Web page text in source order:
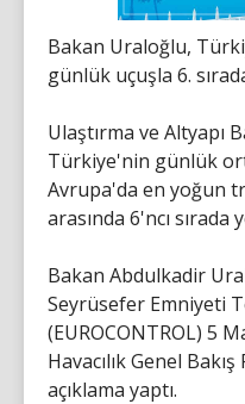
Bakan Uraloğlu,
günlük uçuşla 6.
Ulaştırma ve Altyapı
Türkiye'nin günlük
Avrupa'da en yoğun
arasında 6'ncı sırada
Bakan Abdulkadir
Seyrüsefer Emniyeti
(EUROCONTROL) 5
Havacılık Genel
açıklama yaptı.